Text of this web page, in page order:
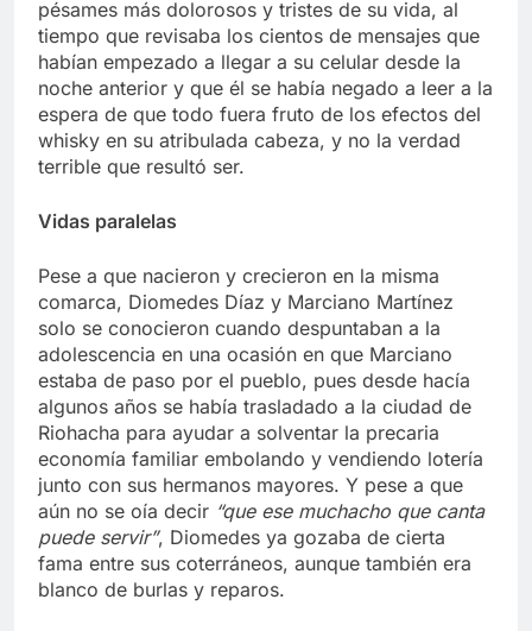
pésames más dolorosos y tristes de su vida, al
tiempo que revisaba los cientos de mensajes que
habían empezado a llegar a su celular desde la
noche anterior y que él se había negado a leer a la
espera de que todo fuera fruto de los efectos del
whisky en su atribulada cabeza, y no la verdad
terrible que resultó ser.
Vidas paralelas
Pese a que nacieron y crecieron en la misma
comarca, Diomedes Díaz y Marciano Martínez
solo se conocieron cuando despuntaban a la
adolescencia en una ocasión en que Marciano
estaba de paso por el pueblo, pues desde hacía
algunos años se había trasladado a la ciudad de
Riohacha para ayudar a solventar la precaria
economía familiar embolando y vendiendo lotería
junto con sus hermanos mayores. Y pese a que
aún no se oía decir “que ese muchacho que canta
puede servir”, Diomedes ya gozaba de cierta
fama entre sus coterráneos, aunque también era
blanco de burlas y reparos.